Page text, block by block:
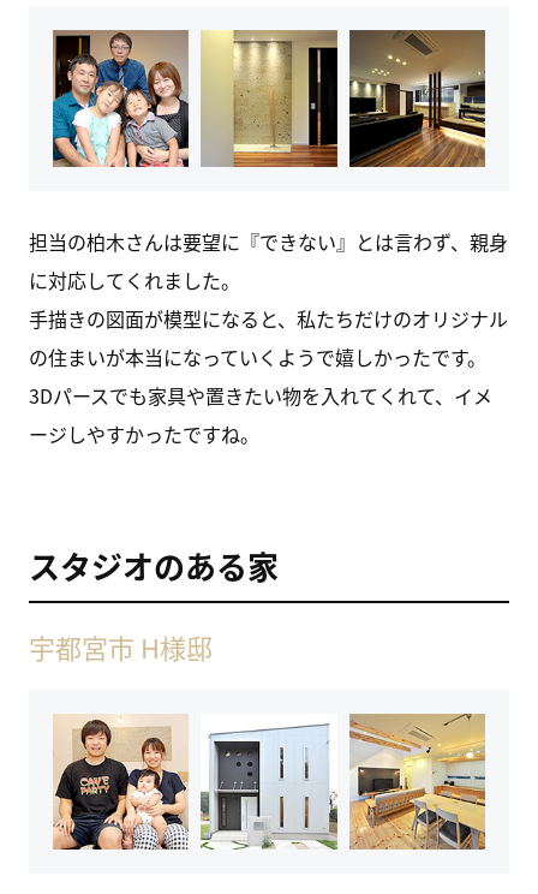
担当の柏木さんは要望に『できない』とは言わず、親身
に対応してくれました。
手描きの図面が模型になると、私たちだけのオリジナル
の住まいが本当になっていくようで嬉しかったです。
3Dパースでも家具や置きたい物を入れてくれて、イメ
ージしやすかったですね。
スタジオのある家
宇都宮市 H様邸